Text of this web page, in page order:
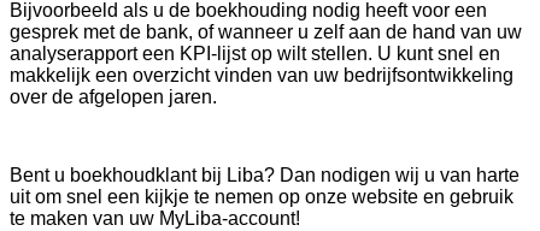
Bijvoorbeeld als u de boekhouding nodig heeft voor een
gesprek met de bank, of wanneer u zelf aan de hand van uw
analyserapport een KPI-lijst op wilt stellen. U kunt snel en
makkelijk een overzicht vinden van uw bedrijfsontwikkeling
over de afgelopen jaren.
Bent u boekhoudklant bij Liba? Dan nodigen wij u van harte
uit om snel een kijkje te nemen op onze website en gebruik
te maken van uw MyLiba-account!